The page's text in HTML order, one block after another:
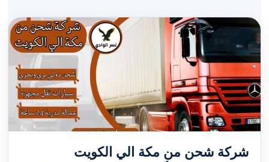
شركة شحن من مكة الي الكويت